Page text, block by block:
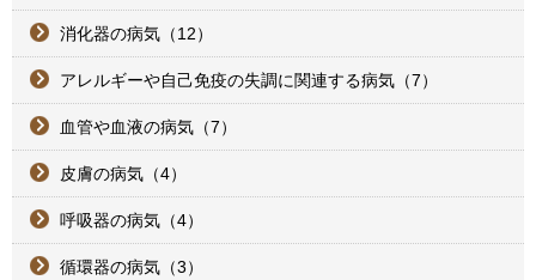
消化器の病気（12）
アレルギーや自己免疫の失調に関連する病気（7）
血管や血液の病気（7）
皮膚の病気（4）
呼吸器の病気（4）
循環器の病気（3）